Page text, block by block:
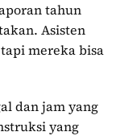
tahun
Asisten
mereka bisa
dan jam yang
yang